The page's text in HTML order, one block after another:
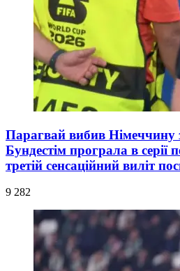
Парагвай вибив Німеччину
Бундестім програла в серії
третій сенсаційний виліт
9 282